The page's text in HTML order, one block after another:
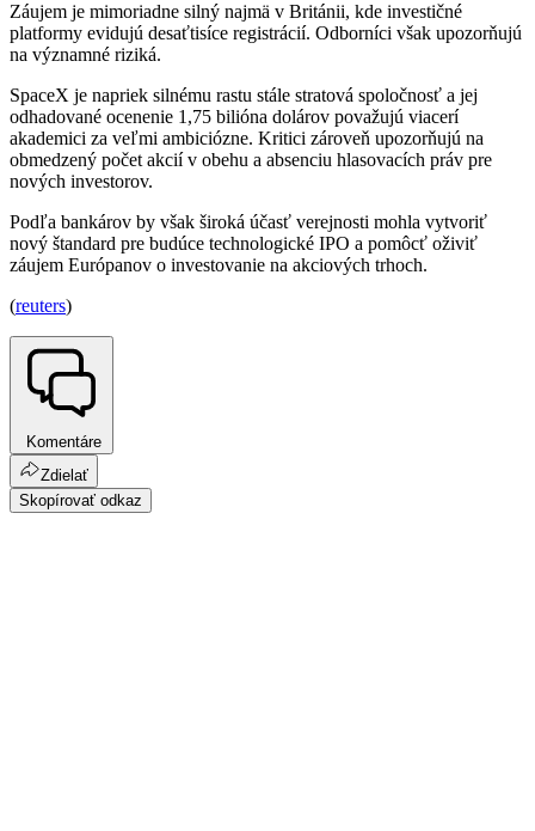
Záujem je mimoriadne silný najmä v Británii, kde investičné
platformy evidujú desaťtisíce registrácií. Odborníci však upozorňujú
na významné riziká.
SpaceX je napriek silnému rastu stále stratová spoločnosť a jej
odhadované ocenenie 1,75 bilióna dolárov považujú viacerí
akademici za veľmi ambiciózne. Kritici zároveň upozorňujú na
obmedzený počet akcií v obehu a absenciu hlasovacích práv pre
nových investorov.
Podľa bankárov by však široká účasť verejnosti mohla vytvoriť
nový štandard pre budúce technologické IPO a pomôcť oživiť
záujem Európanov o investovanie na akciových trhoch.
(reuters)
Komentáre
Zdielať
Skopírovať odkaz